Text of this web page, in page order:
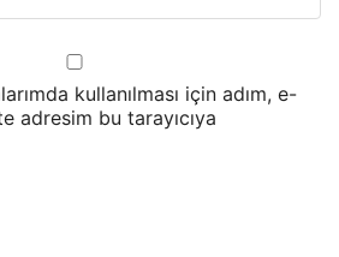
kullanılması için adım, e-
adresim bu tarayıcıya